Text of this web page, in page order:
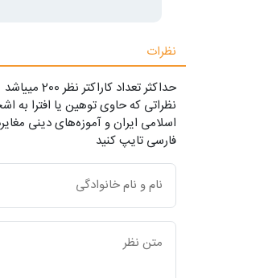
نظرات
حداکثر تعداد کاراکتر نظر 200 ميياشد
نظراتی که حاوی توهین یا افترا به
اسلامی ایران و آموزه‌های دینی
فارسی تایپ کنید